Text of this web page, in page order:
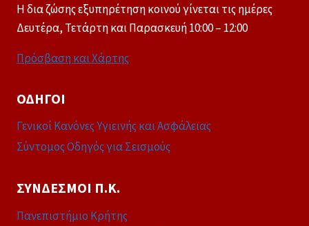
Η δια ζώσης εξυπηρέτηση κοινού γίνεται τις ημέρες
Δευτέρα, Τετάρτη και Παρασκευή 10:00 – 12:00
Πρόσβαση και Χάρτης
ΟΔΗΓΟΊ
Γενικοί Κανόνες Υγιεινής και Ασφάλειας
Σύντομος Οδηγός για Σεισμούς
ΣΎΝΔΕΣΜΟΙ Π.Κ.
Πανεπιστήμιο Κρήτης